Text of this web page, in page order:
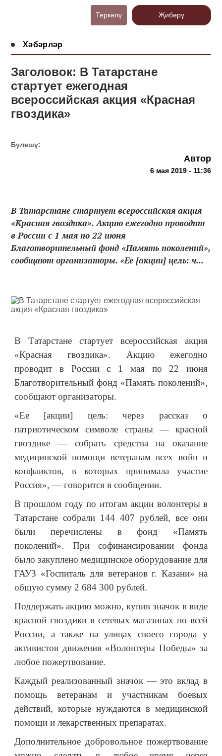
Теркәлү Җибәрү
Хәбәрләр
Заголовок: В Татарстане
стартует ежегодная
всероссийская акция «Красная
гвоздика»
Бүлешү:
Автор
6 мая 2019 - 11:36
В Татарстане стартует всероссийская акция
«Красная гвоздика». Акцию ежегодно проводит
в России с 1 мая по 22 июня
Благотворительный фонд «Память поколений»,
сообщают организаторы. «Ее [акции] цель: ч...
В Татарстане стартует всероссийская акция
«Красная гвоздика». Акцию ежегодно
проводит в России с 1 мая по 22 июня
Благотворительный фонд «Память поколений»,
сообщают организаторы.
«Ее [акции] цель: через рассказ о
патриотическом символе страны — красной
гвоздике — собрать средства на оказание
медицинской помощи ветеранам всех войн и
конфликтов, в которых принимала участие
Россия», — говорится в сообщении.
В прошлом году по итогам акции волонтеры в
Татарстане собрали 144 407 рублей, все они
были перечислены в фонд «Память
поколений». При софинансировании фонда
было закуплено медицинское оборудование для
ГАУЗ «Госпиталь для ветеранов г. Казани» на
общую сумму 2 684 300 рублей.
Поддержать акцию можно, купив значок в виде
красной гвоздики в сетевых магазинах по всей
России, а также на улицах своего города у
активистов движения «Волонтеры Победы» за
любое пожертвование.
Каждый реализованный значок — это вклад в
помощь ветеранам и участникам боевых
действий, которые нуждаются в медицинской
помощи и лекарственных препаратах.
Дополнительное добровольное пожертвование